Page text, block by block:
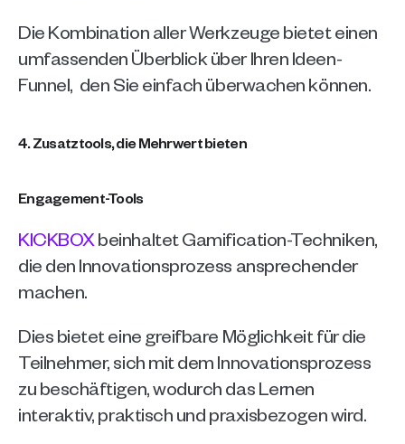
Die Kombination aller Werkzeuge bietet einen
umfassenden Überblick über Ihren Ideen-
Funnel,  den Sie einfach überwachen können.
4. Zusatztools, die Mehrwert bieten
Engagement-Tools
KICKBOX beinhaltet Gamification-Techniken,
die den Innovationsprozess ansprechender
machen.
Dies bietet eine greifbare Möglichkeit für die
Teilnehmer, sich mit dem Innovationsprozess
zu beschäftigen, wodurch das Lernen
interaktiv, praktisch und praxisbezogen wird.